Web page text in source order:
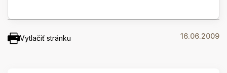
Vytlačiť stránku 16.06.2009